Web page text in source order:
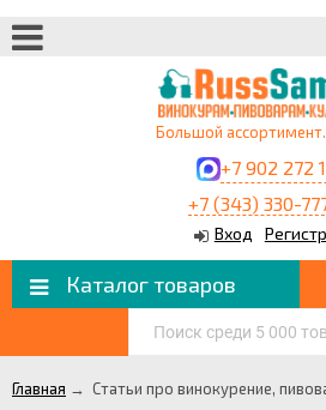
Большой ассортимент.
+7 902 272
+7 (343) 330-
Вход
Каталог товаров
Главная → Статьи про винокурение,